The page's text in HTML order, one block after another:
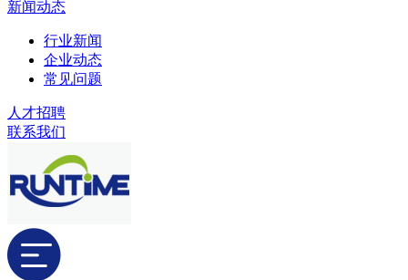
新闻动态
行业新闻
企业动态
常见问题
人才招聘
联系我们